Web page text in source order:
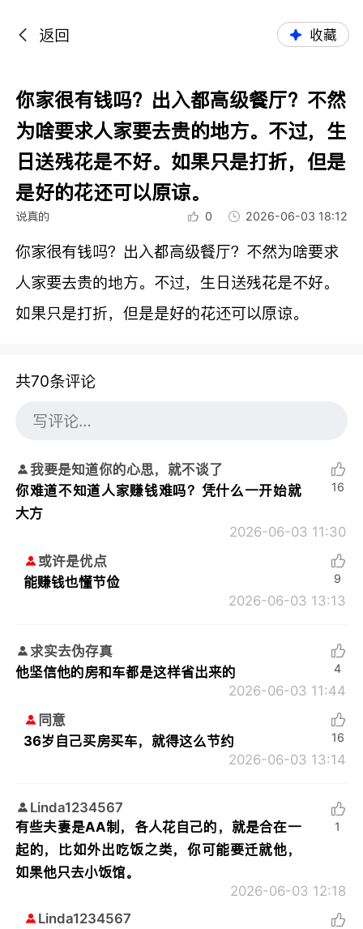
返回 收藏
你家很有钱吗？出入都高级餐厅？不然
为啥要求人家要去贵的地方。不过，生
日送残花是不好。如果只是打折，但是
是好的花还可以原谅。
说真的 0 2026-06-03 18:12
你家很有钱吗？出入都高级餐厅？不然为啥要求
人家要去贵的地方。不过，生日送残花是不好。
如果只是打折，但是是好的花还可以原谅。
共70条评论
我要是知道你的心思，就不谈了
你难道不知道人家赚钱难吗？凭什么一开始就
大方
2026-06-03 11:30
16
或许是优点
能赚钱也懂节俭
2026-06-03 13:13
9
求实去伪存真
他坚信他的房和车都是这样省出来的
2026-06-03 11:44
4
同意
36岁自己买房买车，就得这么节约
2026-06-03 13:14
16
Linda1234567
有些夫妻是AA制，各人花自己的，就是合在一
起的，比如外出吃饭之类，你可能要迁就他，
如果他只去小饭馆。
2026-06-03 12:18
1
Linda1234567